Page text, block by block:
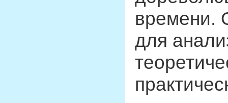
времени.
для